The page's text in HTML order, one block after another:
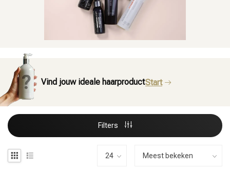
Vind jouw ideale haarproductStart
Filters